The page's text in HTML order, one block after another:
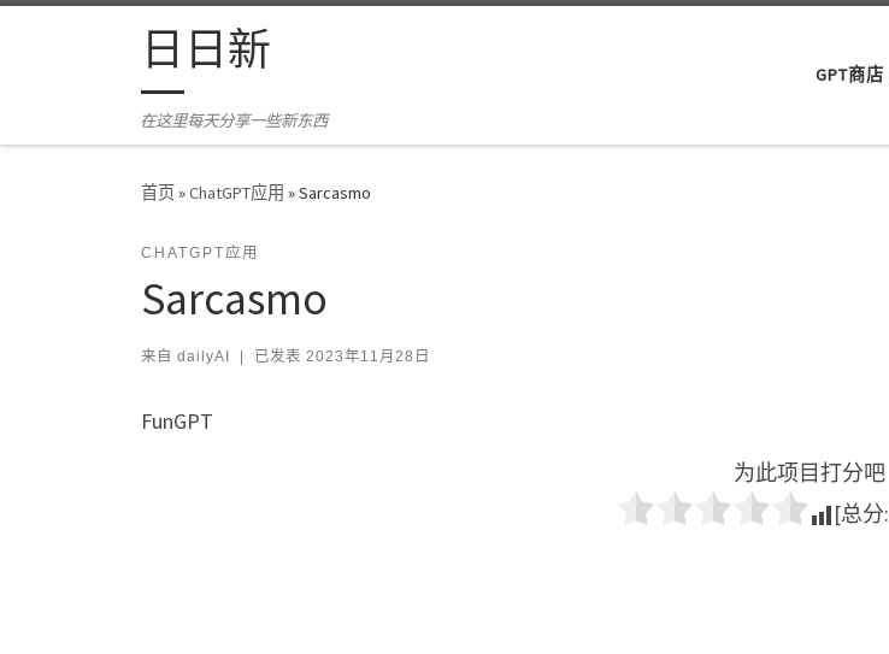
Skip to content日日新
在这里每天分享一些新东西
GPT商店
首页»ChatGPT应用 »Sarcasmo
CHATGPT应用
Sarcasmo
来自 dailyAI 已发表 2023年11月28日
FunGPT
为此项目打分吧
[总分: